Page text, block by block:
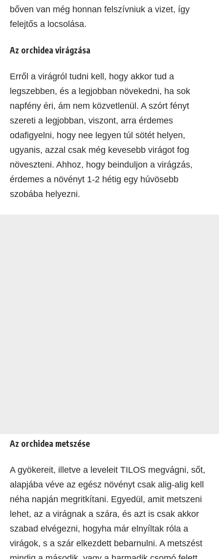
bőven van még honnan felszívniuk a vizet, így
felejtős a locsolása.
Az orchidea virágzása
Erről a virágról tudni kell, hogy akkor tud a
legszebben, és a legjobban növekedni, ha sok
napfény éri, ám nem közvetlenül. A szórt fényt
szereti a legjobban, viszont, arra érdemes
odafigyelni, hogy nee legyen túl sötét helyen,
ugyanis, azzal csak még kevesebb virágot fog
növeszteni. Ahhoz, hogy beinduljon a virágzás,
érdemes a növényt 1-2 hétig egy húvösebb
szobába helyezni.
Az orchidea metszése
A gyökereit, illetve a leveleit TILOS megvágni, sőt,
alapjába véve az egész növényt csak alig-alig kell
néha napján megritkítani. Egyedül, amit metszeni
lehet, az a virágnak a szára, és azt is csak akkor
szabad elvégezni, hogyha már elnyíltak róla a
virágok, s a szár elkezdett bebarnulni. A metszést